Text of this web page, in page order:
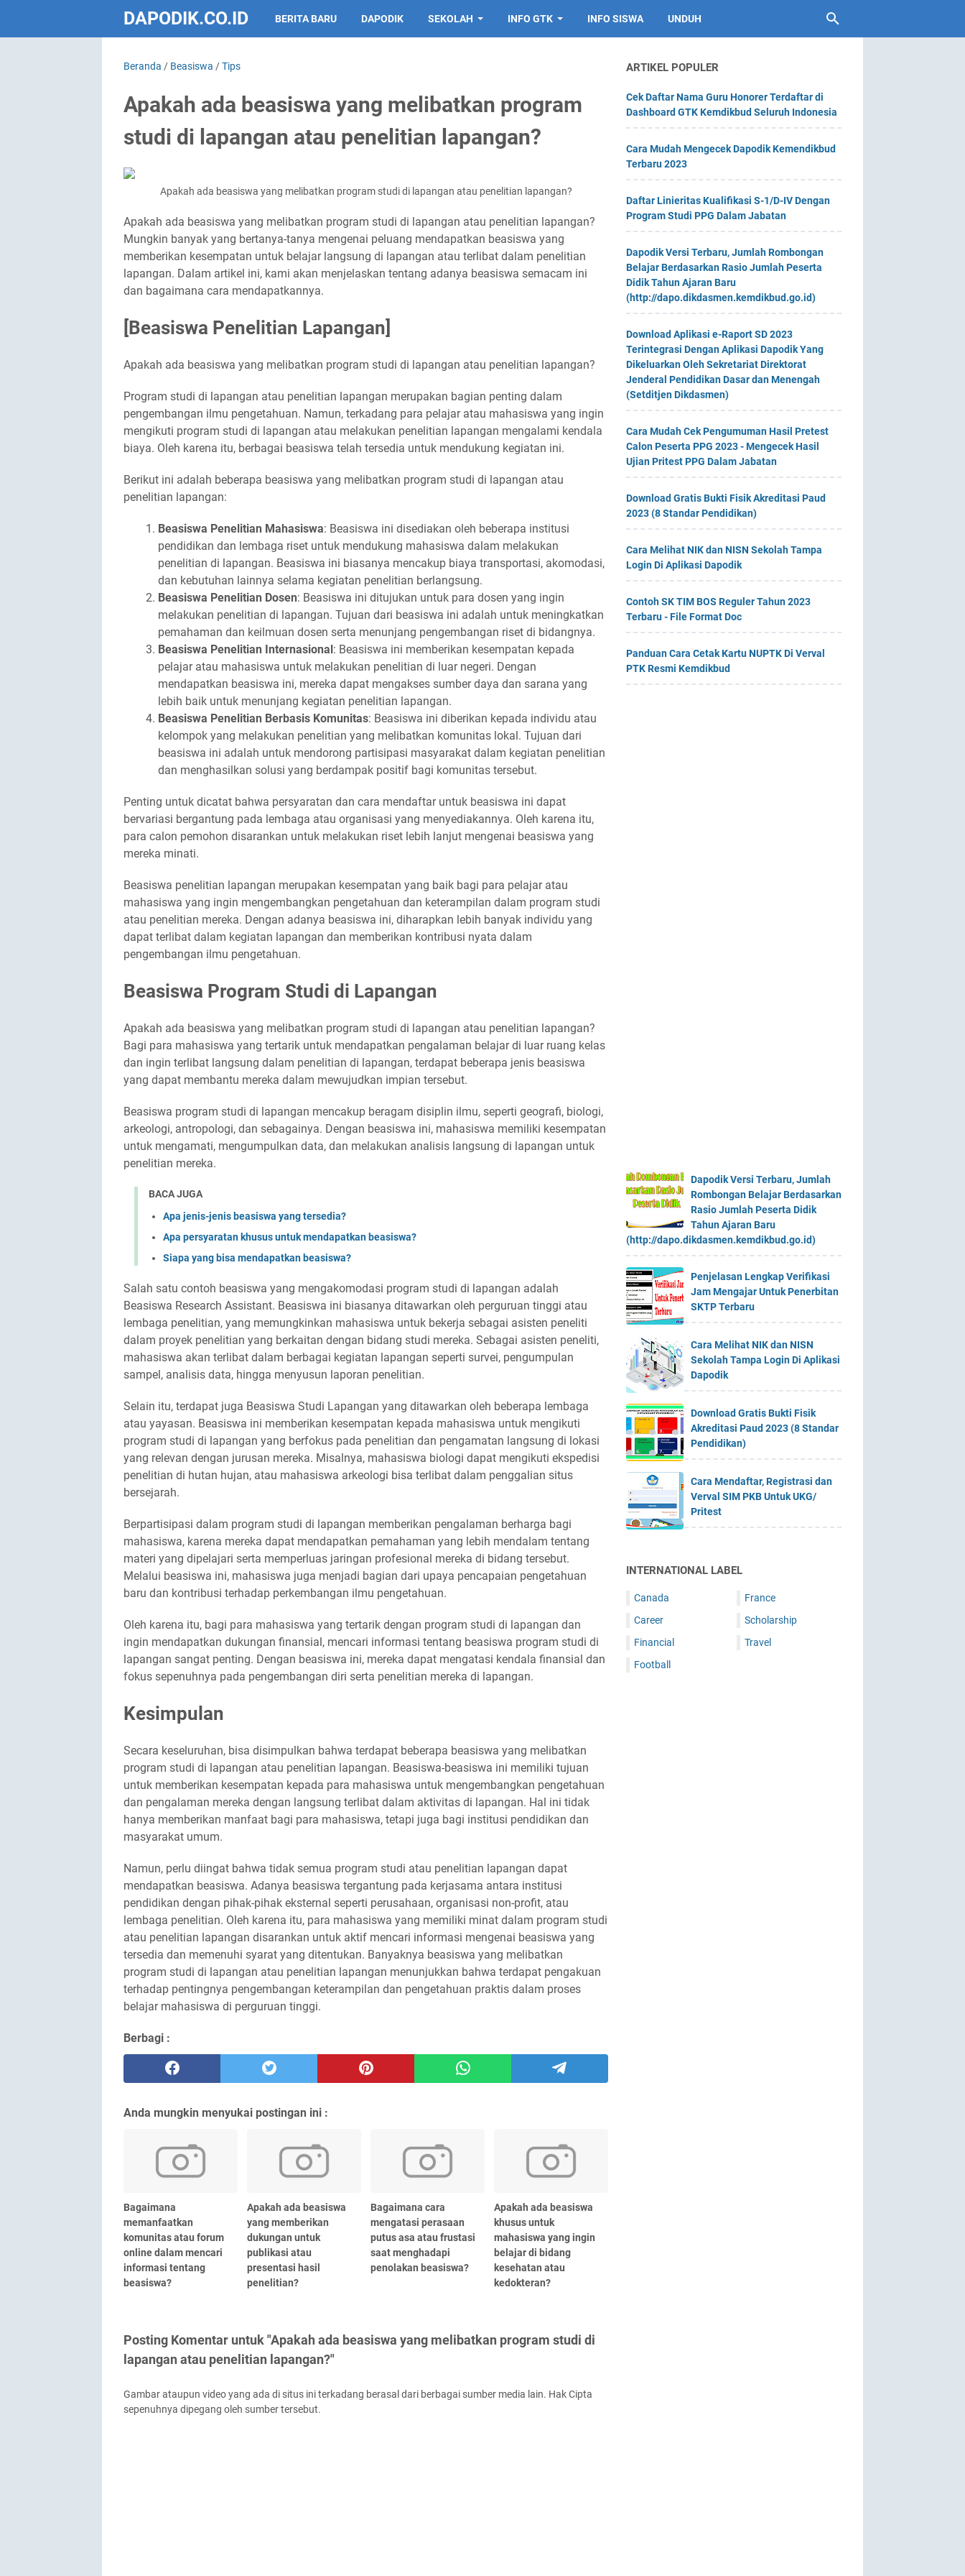
DAPODIK.CO.ID BERITA BARU DAPODIK SEKOLAH INFO GTK INFO SISWA UNDUH
Beranda / Beasiswa /Tips
Apakah ada beasiswa yang melibatkan program
studi di lapangan atau penelitian lapangan?
Apakah ada beasiswa yang melibatkan program studi di lapangan atau penelitian lapangan?
Apakah ada beasiswa yang melibatkan program studi di lapangan atau penelitian lapangan?
Mungkin banyak yang bertanya-tanya mengenai peluang mendapatkan beasiswa yang
memberikan kesempatan untuk belajar langsung di lapangan atau terlibat dalam penelitian
lapangan. Dalam artikel ini, kami akan menjelaskan tentang adanya beasiswa semacam ini
dan bagaimana cara mendapatkannya.
[Beasiswa Penelitian Lapangan]
Apakah ada beasiswa yang melibatkan program studi di lapangan atau penelitian lapangan?
Program studi di lapangan atau penelitian lapangan merupakan bagian penting dalam
pengembangan ilmu pengetahuan. Namun, terkadang para pelajar atau mahasiswa yang ingin
mengikuti program studi di lapangan atau melakukan penelitian lapangan mengalami kendala
biaya. Oleh karena itu, berbagai beasiswa telah tersedia untuk mendukung kegiatan ini.
Berikut ini adalah beberapa beasiswa yang melibatkan program studi di lapangan atau
penelitian lapangan:
Beasiswa Penelitian Mahasiswa: Beasiswa ini disediakan oleh beberapa institusi
pendidikan dan lembaga riset untuk mendukung mahasiswa dalam melakukan
penelitian di lapangan. Beasiswa ini biasanya mencakup biaya transportasi, akomodasi,
dan kebutuhan lainnya selama kegiatan penelitian berlangsung.
Beasiswa Penelitian Dosen: Beasiswa ini ditujukan untuk para dosen yang ingin
melakukan penelitian di lapangan. Tujuan dari beasiswa ini adalah untuk meningkatkan
pemahaman dan keilmuan dosen serta menunjang pengembangan riset di bidangnya.
Beasiswa Penelitian Internasional: Beasiswa ini memberikan kesempatan kepada
pelajar atau mahasiswa untuk melakukan penelitian di luar negeri. Dengan
mendapatkan beasiswa ini, mereka dapat mengakses sumber daya dan sarana yang
lebih baik untuk menunjang kegiatan penelitian lapangan.
Beasiswa Penelitian Berbasis Komunitas: Beasiswa ini diberikan kepada individu atau
kelompok yang melakukan penelitian yang melibatkan komunitas lokal. Tujuan dari
beasiswa ini adalah untuk mendorong partisipasi masyarakat dalam kegiatan penelitian
dan menghasilkan solusi yang berdampak positif bagi komunitas tersebut.
Penting untuk dicatat bahwa persyaratan dan cara mendaftar untuk beasiswa ini dapat
bervariasi bergantung pada lembaga atau organisasi yang menyediakannya. Oleh karena itu,
para calon pemohon disarankan untuk melakukan riset lebih lanjut mengenai beasiswa yang
mereka minati.
Beasiswa penelitian lapangan merupakan kesempatan yang baik bagi para pelajar atau
mahasiswa yang ingin mengembangkan pengetahuan dan keterampilan dalam program studi
atau penelitian mereka. Dengan adanya beasiswa ini, diharapkan lebih banyak individu yang
dapat terlibat dalam kegiatan lapangan dan memberikan kontribusi nyata dalam
pengembangan ilmu pengetahuan.
Beasiswa Program Studi di Lapangan
Apakah ada beasiswa yang melibatkan program studi di lapangan atau penelitian lapangan?
Bagi para mahasiswa yang tertarik untuk mendapatkan pengalaman belajar di luar ruang kelas
dan ingin terlibat langsung dalam penelitian di lapangan, terdapat beberapa jenis beasiswa
yang dapat membantu mereka dalam mewujudkan impian tersebut.
Beasiswa program studi di lapangan mencakup beragam disiplin ilmu, seperti geografi, biologi,
arkeologi, antropologi, dan sebagainya. Dengan beasiswa ini, mahasiswa memiliki kesempatan
untuk mengamati, mengumpulkan data, dan melakukan analisis langsung di lapangan untuk
penelitian mereka.
BACA JUGA
Apa jenis-jenis beasiswa yang tersedia?
Apa persyaratan khusus untuk mendapatkan beasiswa?
Siapa yang bisa mendapatkan beasiswa?
Salah satu contoh beasiswa yang mengakomodasi program studi di lapangan adalah
Beasiswa Research Assistant. Beasiswa ini biasanya ditawarkan oleh perguruan tinggi atau
lembaga penelitian, yang memungkinkan mahasiswa untuk bekerja sebagai asisten peneliti
dalam proyek penelitian yang berkaitan dengan bidang studi mereka. Sebagai asisten peneliti,
mahasiswa akan terlibat dalam berbagai kegiatan lapangan seperti survei, pengumpulan
sampel, analisis data, hingga menyusun laporan penelitian.
Selain itu, terdapat juga Beasiswa Studi Lapangan yang ditawarkan oleh beberapa lembaga
atau yayasan. Beasiswa ini memberikan kesempatan kepada mahasiswa untuk mengikuti
program studi di lapangan yang berfokus pada penelitian dan pengamatan langsung di lokasi
yang relevan dengan jurusan mereka. Misalnya, mahasiswa biologi dapat mengikuti ekspedisi
penelitian di hutan hujan, atau mahasiswa arkeologi bisa terlibat dalam penggalian situs
bersejarah.
Berpartisipasi dalam program studi di lapangan memberikan pengalaman berharga bagi
mahasiswa, karena mereka dapat mendapatkan pemahaman yang lebih mendalam tentang
materi yang dipelajari serta memperluas jaringan profesional mereka di bidang tersebut.
Melalui beasiswa ini, mahasiswa juga menjadi bagian dari upaya pencapaian pengetahuan
baru dan kontribusi terhadap perkembangan ilmu pengetahuan.
Oleh karena itu, bagi para mahasiswa yang tertarik dengan program studi di lapangan dan
ingin mendapatkan dukungan finansial, mencari informasi tentang beasiswa program studi di
lapangan sangat penting. Dengan beasiswa ini, mereka dapat mengatasi kendala finansial dan
fokus sepenuhnya pada pengembangan diri serta penelitian mereka di lapangan.
Kesimpulan
Secara keseluruhan, bisa disimpulkan bahwa terdapat beberapa beasiswa yang melibatkan
program studi di lapangan atau penelitian lapangan. Beasiswa-beasiswa ini memiliki tujuan
untuk memberikan kesempatan kepada para mahasiswa untuk mengembangkan pengetahuan
dan pengalaman mereka dengan langsung terlibat dalam aktivitas di lapangan. Hal ini tidak
hanya memberikan manfaat bagi para mahasiswa, tetapi juga bagi institusi pendidikan dan
masyarakat umum.
Namun, perlu diingat bahwa tidak semua program studi atau penelitian lapangan dapat
mendapatkan beasiswa. Adanya beasiswa tergantung pada kerjasama antara institusi
pendidikan dengan pihak-pihak eksternal seperti perusahaan, organisasi non-profit, atau
lembaga penelitian. Oleh karena itu, para mahasiswa yang memiliki minat dalam program studi
atau penelitian lapangan disarankan untuk aktif mencari informasi mengenai beasiswa yang
tersedia dan memenuhi syarat yang ditentukan. Banyaknya beasiswa yang melibatkan
program studi di lapangan atau penelitian lapangan menunjukkan bahwa terdapat pengakuan
terhadap pentingnya pengembangan keterampilan dan pengetahuan praktis dalam proses
belajar mahasiswa di perguruan tinggi.
Berbagi :
Anda mungkin menyukai postingan ini :
Bagaimana
memanfaatkan
komunitas atau forum
online dalam mencari
informasi tentang
beasiswa?
Apakah ada beasiswa
yang memberikan
dukungan untuk
publikasi atau
presentasi hasil
penelitian?
Bagaimana cara
mengatasi perasaan
putus asa atau frustasi
saat menghadapi
penolakan beasiswa?
Apakah ada beasiswa
khusus untuk
mahasiswa yang ingin
belajar di bidang
kesehatan atau
kedokteran?
Posting Komentar untuk "Apakah ada beasiswa yang melibatkan program studi di
lapangan atau penelitian lapangan?"
Gambar ataupun video yang ada di situs ini terkadang berasal dari berbagai sumber media lain. Hak Cipta
sepenuhnya dipegang oleh sumber tersebut.
ARTIKEL POPULER
Cek Daftar Nama Guru Honorer Terdaftar di
Dashboard GTK Kemdikbud Seluruh Indonesia
Cara Mudah Mengecek Dapodik Kemendikbud
Terbaru 2023
Daftar Linieritas Kualifikasi S-1/D-IV Dengan
Program Studi PPG Dalam Jabatan
Dapodik Versi Terbaru, Jumlah Rombongan
Belajar Berdasarkan Rasio Jumlah Peserta
Didik Tahun Ajaran Baru
(http://dapo.dikdasmen.kemdikbud.go.id)
Download Aplikasi e-Raport SD 2023
Terintegrasi Dengan Aplikasi Dapodik Yang
Dikeluarkan Oleh Sekretariat Direktorat
Jenderal Pendidikan Dasar dan Menengah
(Setditjen Dikdasmen)
Cara Mudah Cek Pengumuman Hasil Pretest
Calon Peserta PPG 2023 - Mengecek Hasil
Ujian Pritest PPG Dalam Jabatan
Download Gratis Bukti Fisik Akreditasi Paud
2023 (8 Standar Pendidikan)
Cara Melihat NIK dan NISN Sekolah Tampa
Login Di Aplikasi Dapodik
Contoh SK TIM BOS Reguler Tahun 2023
Terbaru - File Format Doc
Panduan Cara Cetak Kartu NUPTK Di Verval
PTK Resmi Kemdikbud
Dapodik Versi Terbaru, Jumlah
Rombongan Belajar Berdasarkan
Rasio Jumlah Peserta Didik
Tahun Ajaran Baru
(http://dapo.dikdasmen.kemdikbud.go.id)
Penjelasan Lengkap Verifikasi
Jam Mengajar Untuk Penerbitan
SKTP Terbaru
Cara Melihat NIK dan NISN
Sekolah Tampa Login Di Aplikasi
Dapodik
Download Gratis Bukti Fisik
Akreditasi Paud 2023 (8 Standar
Pendidikan)
Cara Mendaftar, Registrasi dan
Verval SIM PKB Untuk UKG/
Pritest
INTERNATIONAL LABEL
Canada
Career
Financial
Football
France
Scholarship
Travel